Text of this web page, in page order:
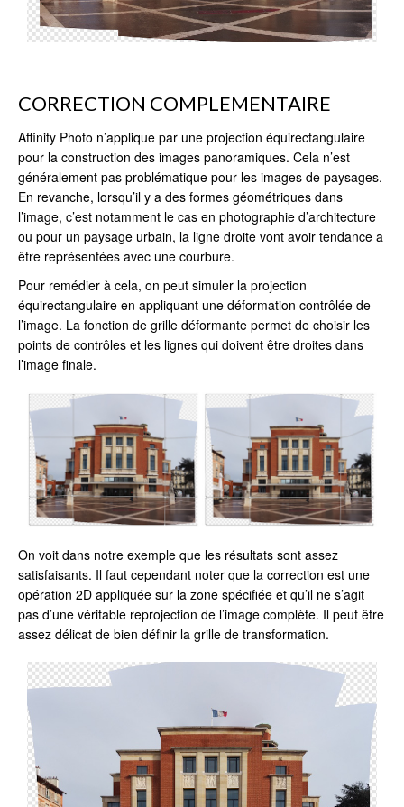
CORRECTION COMPLEMENTAIRE
Affinity Photo n’applique par une projection équirectangulaire
pour la construction des images panoramiques. Cela n’est
généralement pas problématique pour les images de paysages.
En revanche, lorsqu’il y a des formes géométriques dans
l’image, c’est notamment le cas en photographie d’architecture
ou pour un paysage urbain, la ligne droite vont avoir tendance a
être représentées avec une courbure.
Pour remédier à cela, on peut simuler la projection
équirectangulaire en appliquant une déformation contrôlée de
l’image. La fonction de grille déformante permet de choisir les
points de contrôles et les lignes qui doivent être droites dans
l’image finale.
On voit dans notre exemple que les résultats sont assez
satisfaisants. Il faut cependant noter que la correction est une
opération 2D appliquée sur la zone spécifiée et qu’il ne s’agit
pas d’une véritable reprojection de l’image complète. Il peut être
assez délicat de bien définir la grille de transformation.